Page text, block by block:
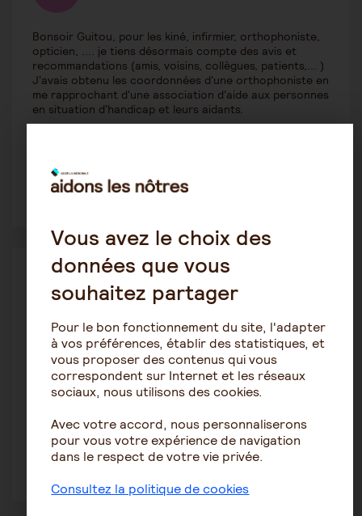
Bonsoir Guitou, pour les kiné, infirmier, orthophoniste,
opticien, .... je tiens désormais compte des avis et
recommandations (amis, voisins, collègues, patients,... )
J'avais obtenu les coordonnées d'une orthophoniste en
me rapprochant d'une association d'aide aux personnes
en situation d'handicap et leurs aidants.
marie-lise
24 novembre 2021 17:20
Bonjour. Ci-dessous un site sur lequel on peut trouver
les coordonnées d'orthophonistes dans chaque ville en
France
L'Orthophoniste.fr : tous les professionnels de la voix,
Vous avez le choix des
données que vous
souhaitez partager
Pour le bon fonctionnement du site, l'adapter
à vos préférences, établir des statistiques, et
vous proposer des contenus qui vous
correspondent sur Internet et les réseaux
sociaux, nous utilisons des cookies.
Avec votre accord, nous personnaliserons
pour vous votre expérience de navigation
dans le respect de votre vie privée.
Consultez la politique de cookies